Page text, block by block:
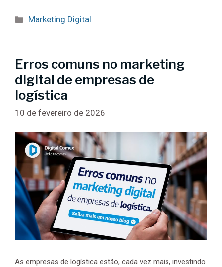
Categorias
Marketing Digital
Erros comuns no marketing
digital de empresas de
logística
10 de fevereiro de 2026
As empresas de logística estão, cada vez mais, investindo